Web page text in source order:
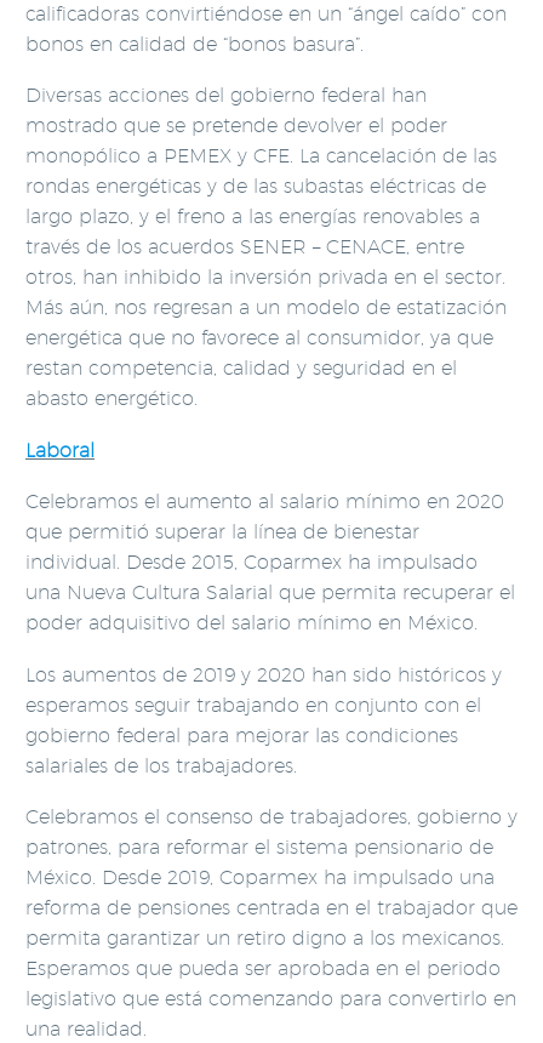
calificadoras convirtiéndose en un “ángel caído” con
bonos en calidad de “bonos basura”.
Diversas acciones del gobierno federal han
mostrado que se pretende devolver el poder
monopólico a PEMEX y CFE. La cancelación de las
rondas energéticas y de las subastas eléctricas de
largo plazo, y el freno a las energías renovables a
través de los acuerdos SENER – CENACE, entre
otros, han inhibido la inversión privada en el sector.
Más aún, nos regresan a un modelo de estatización
energética que no favorece al consumidor, ya que
restan competencia, calidad y seguridad en el
abasto energético.
Laboral
Celebramos el aumento al salario mínimo en 2020
que permitió superar la línea de bienestar
individual. Desde 2015, Coparmex ha impulsado
una Nueva Cultura Salarial que permita recuperar el
poder adquisitivo del salario mínimo en México.
Los aumentos de 2019 y 2020 han sido históricos y
esperamos seguir trabajando en conjunto con el
gobierno federal para mejorar las condiciones
salariales de los trabajadores.
Celebramos el consenso de trabajadores, gobierno y
patrones, para reformar el sistema pensionario de
México. Desde 2019, Coparmex ha impulsado una
reforma de pensiones centrada en el trabajador que
permita garantizar un retiro digno a los mexicanos.
Esperamos que pueda ser aprobada en el periodo
legislativo que está comenzando para convertirlo en
una realidad.